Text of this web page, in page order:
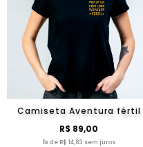
Camiseta Aventura fértil
R$ 89,00
6x de R$ 14,83 sem juros